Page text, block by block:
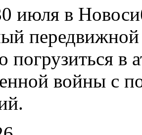
июля в
погрузиться
войны с